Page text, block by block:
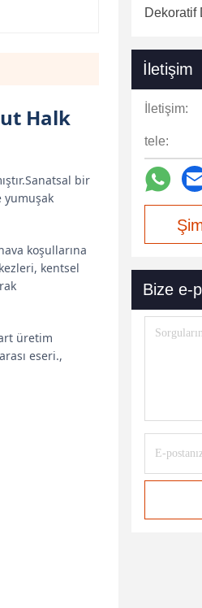
Halk
bir
yumuşak
koşullarına
kentsel
üretim
eseri.,
Dekoratif
İletişim
İletişim:
tele:
Bize e-